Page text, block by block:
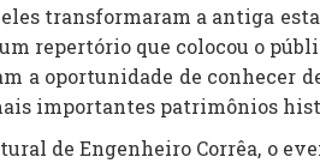
transformaram a antiga
repertório que colocou o
oportunidade de conhecer
importantes patrimônios
de Engenheiro Corrêa, o